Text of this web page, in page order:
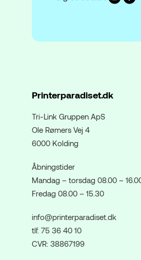
Printerparadiset.dk
Tri-Link Gruppen ApS
Ole Rømers Vej 4
6000 Kolding
Åbningstider
Mandag – torsdag 08.00 –
Fredag 08.00 – 15.30
info@printerparadiset.dk
tlf. 75 36 40 10
CVR: 38867199